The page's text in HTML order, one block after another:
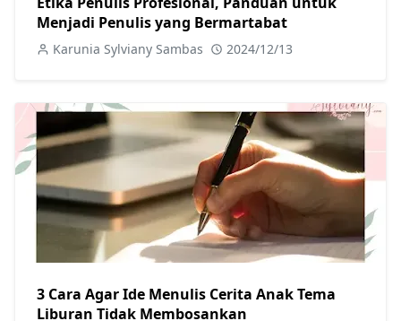
Menjadi Penulis yang Bermartabat
Karunia Sylviany Sambas 2024/12/13
3 Cara Agar Ide Menulis Cerita Anak Tema
Liburan Tidak Membosankan